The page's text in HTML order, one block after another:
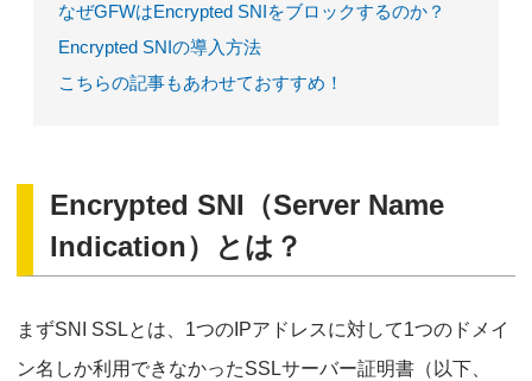
なぜGFWはEncrypted SNIをブロックするのか？
Encrypted SNIの導入方法
こちらの記事もあわせておすすめ！
Encrypted SNI（Server Name
Indication）とは？
まずSNI SSLとは、1つのIPアドレスに対して1つのドメイ
ン名しか利用できなかったSSLサーバー証明書（以下、